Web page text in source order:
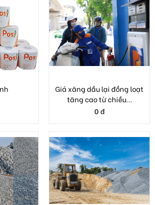
Giá xăng dầu lại đồng loạt
tăng cao từ chiều...
0 đ
đá vật liệu xây dựng cát
0 đ